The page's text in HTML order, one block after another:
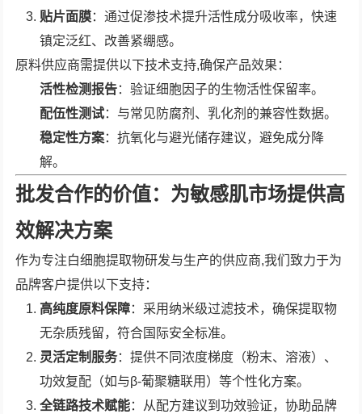
贴片面膜：通过促渗技术提升活性成分吸收率，快速
镇定泛红、改善紧绷感。
原料供应商需提供以下技术支持,确保产品效果：
活性检测报告：验证细胞因子的生物活性保留率。
配伍性测试：与常见防腐剂、乳化剂的兼容性数据。
稳定性方案：抗氧化与避光储存建议，避免成分降
解。
批发合作的价值：为敏感肌市场提供高
效解决方案
作为专注白细胞提取物研发与生产的供应商,我们致力于为
品牌客户提供以下支持：
高纯度原料保障：采用纳米级过滤技术，确保提取物
无杂质残留，符合国际安全标准。
灵活定制服务：提供不同浓度梯度（粉末、溶液）、
功效复配（如与β-葡聚糖联用）等个性化方案。
全链路技术赋能：从配方建议到功效验证，协助品牌